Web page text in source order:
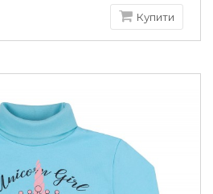
Купити